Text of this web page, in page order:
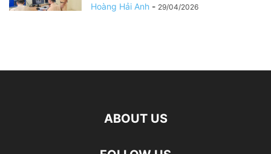
Hoàng Hải Anh - 29/04/2026
ABOUT US